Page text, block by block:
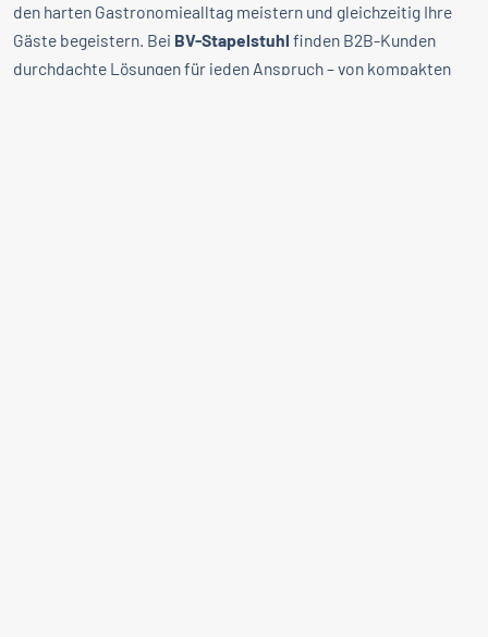
den harten Gastronomiealltag meistern und gleichzeitig Ihre
Gäste begeistern. Bei BV-Stapelstuhl finden B2B-Kunden
durchdachte Lösungen für jeden Anspruch – von kompakten